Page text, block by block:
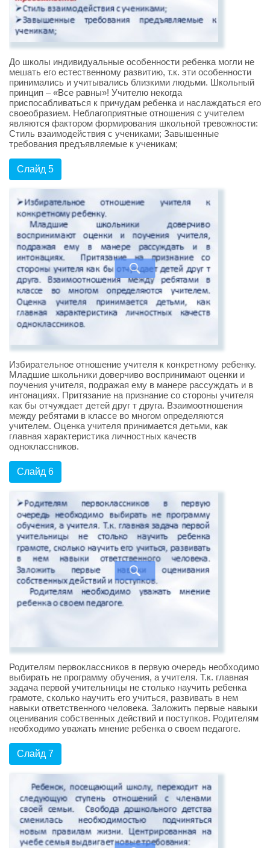
До школы индивидуальные особенности ребенка могли не
мешать его естественному развитию, т.к. эти особенности
принимались и учитывались близкими людьми. Школьный
принцип – «Все равны»! Учителю некогда
приспосабливаться к причудам ребенка и наслаждаться его
своеобразием. Неблагоприятные отношения с учителем
являются фактором формирования школьной тревожности:
Стиль взаимодействия с учениками; Завышенные
требования предъявляемые к ученикам;
Слайд 5
Избирательное отношение учителя к конкретному ребенку.
Младшие школьники доверчиво воспринимают оценки и
поучения учителя, подражая ему в манере рассуждать и в
интонациях. Притязание на признание со стороны учителя
как бы отчуждает детей друг т друга. Взаимоотношения
между ребятами в классе во многом определяются
учителем. Оценка учителя принимается детьми, как
главная характеристика личностных качеств
одноклассников.
Слайд 6
Родителям первоклассников в первую очередь необходимо
выбирать не программу обучения, а учителя. Т.к. главная
задача первой учительницы не столько научить ребенка
грамоте, сколько научить его учиться, развивать в нем
навыки ответственного человека. Заложить первые навыки
оценивания собственных действий и поступков. Родителям
необходимо уважать мнение ребенка о своем педагоге.
Слайд 7